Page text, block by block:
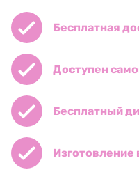
Бесплатная
Доступен
Бесплатный
Изготовление